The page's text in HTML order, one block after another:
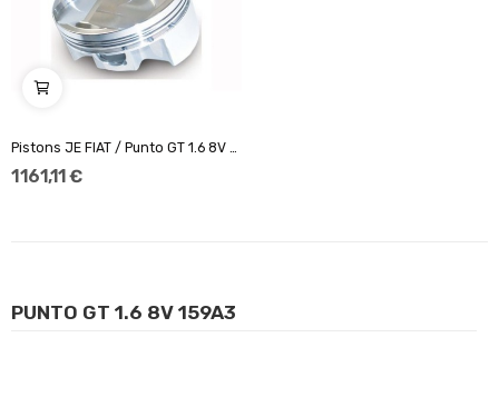
PUNTO GT 1.6 8V 159A3
1 161,11 €